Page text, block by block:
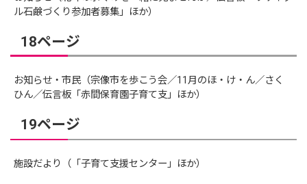
ル石鹸づくり参加者募集」ほか）
18ページ
お知らせ・市民（宗像市を歩こう会／11月のほ・け・ん／さく
ひん／伝言板「赤間保育園子育て支」ほか）
19ページ
施設だより（「子育て支援センター」ほか）